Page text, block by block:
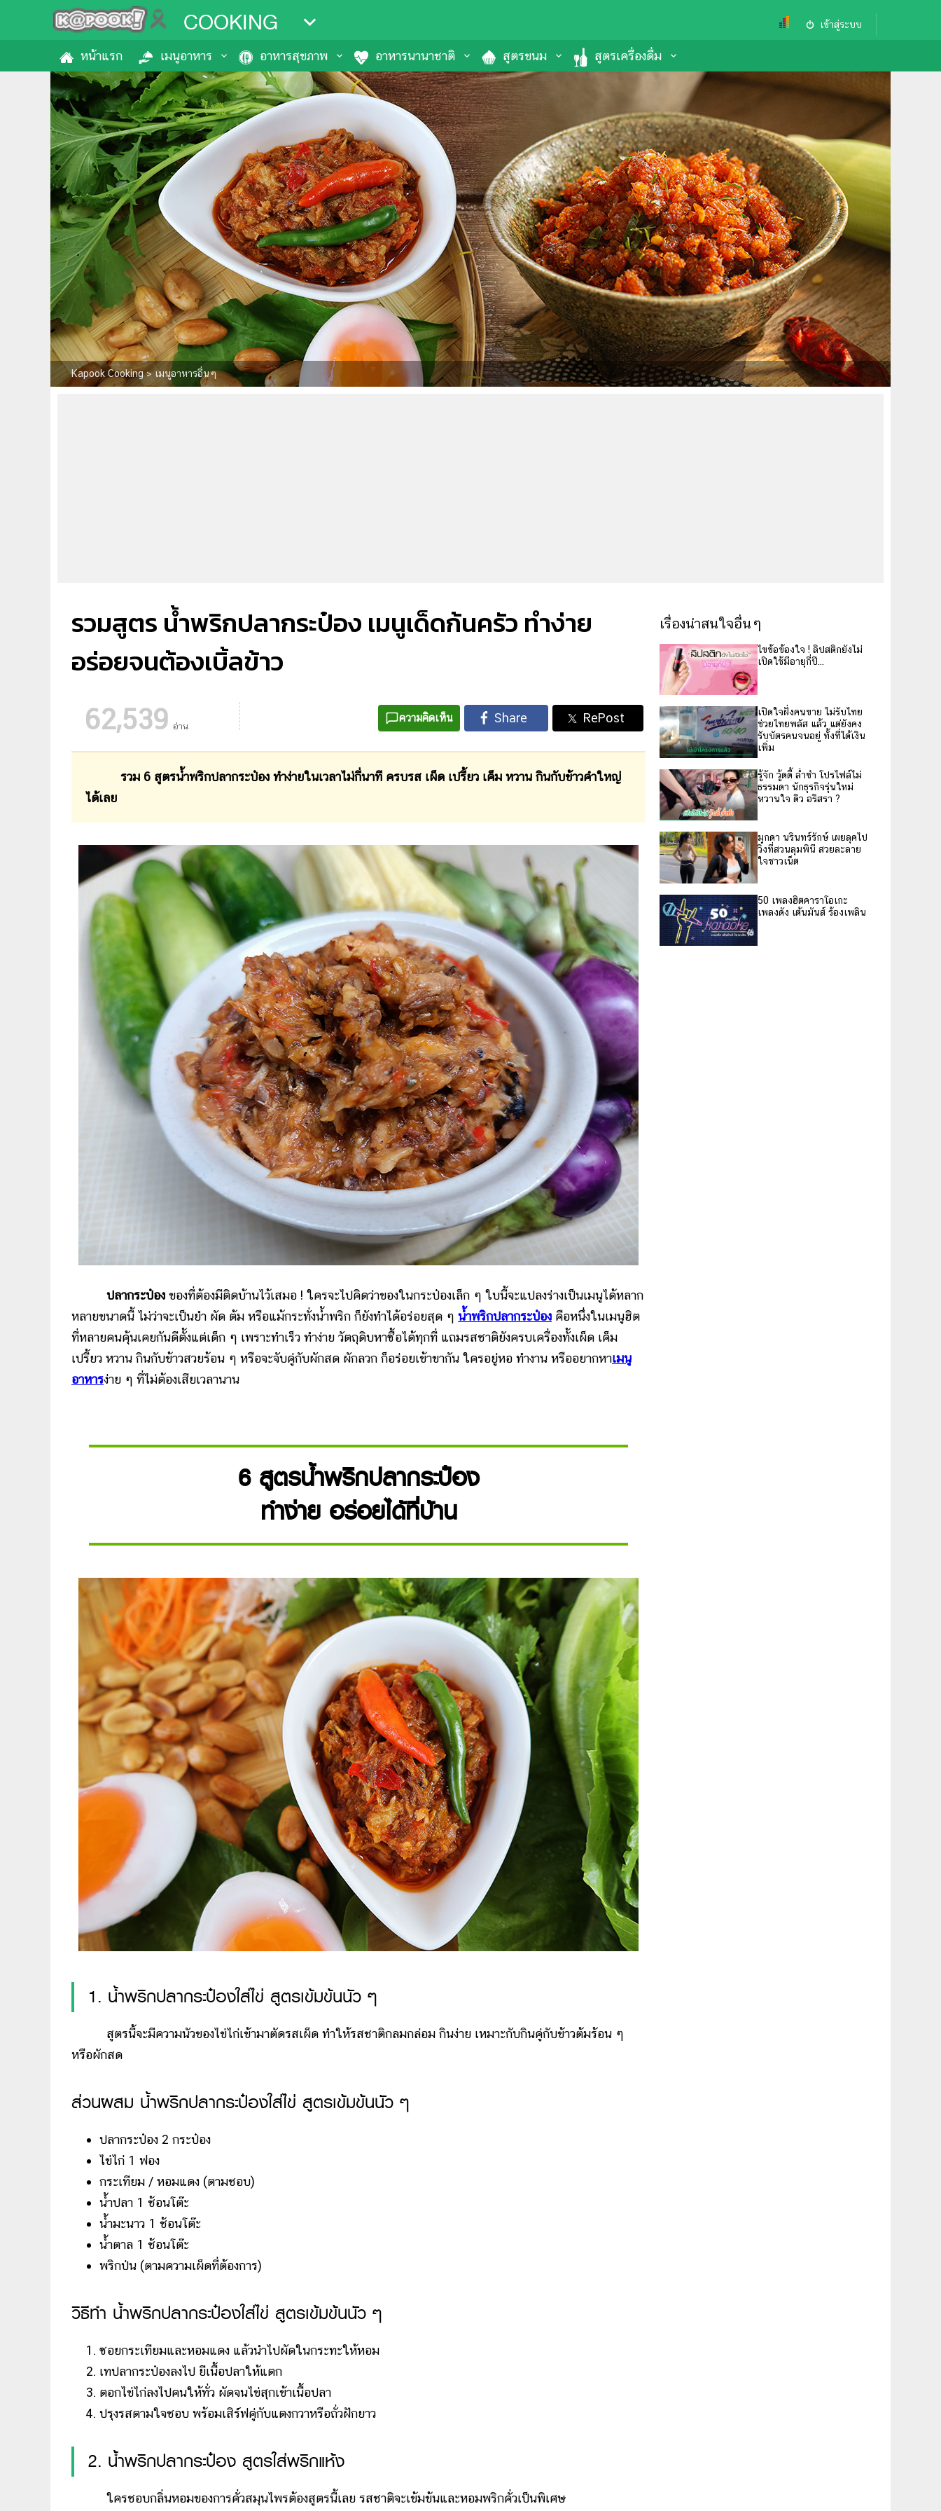
COOKING เข้าสู่ระบบ
หน้าแรก เมนูอาหาร อาหารสุขภาพ อาหารนานาชาติ สูตรขนม สูตรเครื่องดื่ม
Kapook Cooking> เมนูอาหารอื่นๆ
รวมสูตร น้ำพริกปลากระป๋อง เมนูเด็ดก้นครัว ทำง่าย
อร่อยจนต้องเบิ้ลข้าว
62,539 อ่าน
ความคิดเห็น
รวม 6 สูตรน้ำพริกปลากระป๋อง ทำง่ายในเวลาไม่กี่นาที ครบรส เผ็ด เปรี้ยว เค็ม หวาน กินกับข้าวคำใหญ่
ได้เลย
ปลากระป๋อง ของที่ต้องมีติดบ้านไว้เสมอ ! ใครจะไปคิดว่าของในกระป๋องเล็ก ๆ ใบนี้จะแปลงร่างเป็นเมนูได้หลาก
หลายขนาดนี้ ไม่ว่าจะเป็นยำ ผัด ต้ม หรือแม้กระทั่งน้ำพริก ก็ยังทำได้อร่อยสุด ๆ น้ำพริกปลากระป๋อง คือหนึ่งในเมนูฮิต
ที่หลายคนคุ้นเคยกันดีตั้งแต่เด็ก ๆ เพราะทำเร็ว ทำง่าย วัตถุดิบหาซื้อได้ทุกที่ แถมรสชาติยังครบเครื่องทั้งเผ็ด เค็ม
เปรี้ยว หวาน กินกับข้าวสวยร้อน ๆ หรือจะจับคู่กับผักสด ผักลวก ก็อร่อยเข้าขากัน ใครอยู่หอ ทำงาน หรืออยากหาเมนู
อาหารง่าย ๆ ที่ไม่ต้องเสียเวลานาน
6 สูตรน้ำพริกปลากระป๋อง
ทำง่าย อร่อยได้ที่บ้าน
1. น้ำพริกปลากระป๋องใส่ไข่ สูตรเข้มข้นนัว ๆ
สูตรนี้จะมีความนัวของไข่ไก่เข้ามาตัดรสเผ็ด ทำให้รสชาติกลมกล่อม กินง่าย เหมาะกับกินคู่กับข้าวต้มร้อน ๆ
หรือผักสด
ส่วนผสม น้ำพริกปลากระป๋องใส่ไข่ สูตรเข้มข้นนัว ๆ
ปลากระป๋อง 2 กระป๋อง
ไข่ไก่ 1 ฟอง
กระเทียม / หอมแดง (ตามชอบ)
น้ำปลา 1 ช้อนโต๊ะ
น้ำมะนาว 1 ช้อนโต๊ะ
น้ำตาล 1 ช้อนโต๊ะ
พริกป่น (ตามความเผ็ดที่ต้องการ)
วิธีทำ น้ำพริกปลากระป๋องใส่ไข่ สูตรเข้มข้นนัว ๆ
ซอยกระเทียมและหอมแดง แล้วนำไปผัดในกระทะให้หอม
เทปลากระป๋องลงไป ยีเนื้อปลาให้แตก
ตอกไข่ไก่ลงไปคนให้ทั่ว ผัดจนไข่สุกเข้าเนื้อปลา
ปรุงรสตามใจชอบ พร้อมเสิร์ฟคู่กับแตงกวาหรือถั่วฝักยาว
2. น้ำพริกปลากระป๋อง สูตรใส่พริกแห้ง
ใครชอบกลิ่นหอมของการคั่วสมุนไพรต้องสูตรนี้เลย รสชาติจะเข้มข้นและหอมพริกคั่วเป็นพิเศษ
เรื่องน่าสนใจอื่นๆ
ไขข้อข้องใจ ! ลิปสติกยังไม่
เปิดใช้มีอายุกี่ปี...
เปิดใจฝั่งคนขาย ไม่รับไทย
ช่วยไทยพลัส แล้ว แต่ยังคง
รับบัตรคนจนอยู่ ทั้งที่ได้เงิน
เพิ่ม
รู้จัก วู้ดดี้ ล่ำซำ โปรไฟล์ไม่
ธรรมดา นักธุรกิจรุ่นใหม่
หวานใจ ดิว อริสรา ?
มุกดา นรินทร์รักษ์ เผยลุคไป
วิ่งที่สวนลุมพินี สวยละลาย
ใจชาวเน็ต
50 เพลงฮิตคาราโอเกะ
เพลงดัง เต้นมันส์ ร้องเพลิน